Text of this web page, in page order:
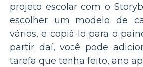
projeto escolar com o
escolher um modelo de
vários, e copiá-lo para o
partir daí, você pode
tarefa que tenha feito, ano